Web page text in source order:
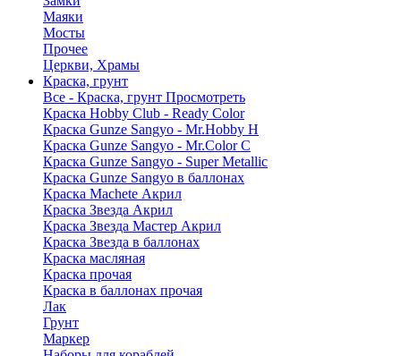
Маяки
Мосты
Прочее
Церкви, Храмы
Краска, грунт
Все - Краска, грунт Просмотреть
Краска Hobby Club - Ready Color
Краска Gunze Sangyo - Mr.Hobby H
Краска Gunze Sangyo - Mr.Color C
Краска Gunze Sangyo - Super Metallic
Краска Gunze Sangyo в баллонах
Краска Machete Акрил
Краска Звезда Акрил
Краска Звезда Мастер Акрил
Краска Звезда в баллонах
Краска масляная
Краска прочая
Краска в баллонах прочая
Лак
Грунт
Маркер